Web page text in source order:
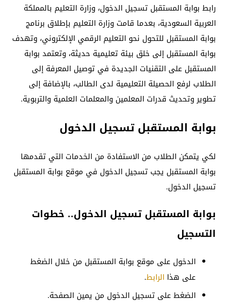
رابط بوابة المستقبل تسجيل الدخول، وزارة التعليم بالمملكة
العربية السعودية، بعدما قامت وزارة التعليم بإطلاق برنامج
بوابة المستقبل للتحول نحو التعليم الرقمي الإلكتروني، وتهدف
بوابة المستقبل إلى خلق بيئة تعليمية حديثة، وتعتمد بوابة
المستقبل على التقنيات الجديدة في توصيل المعرفة إلى
الطلاب لرفع الحصيلة التعليمية لدى الطالب، بالإضافة إلى
تطوير وتحديث قدرات المعلمين والمعلمات العلمية والتربوية.
بوابة المستقبل تسجيل الدخول
لكي يتمكن الطلاب من الاستفادة من الخدمات التي تقدمها
بوابة المستقبل يجب تسجيل الدخول في موقع بوابة المستقبل
تسجيل الدخول.
بوابة المستقبل تسجيل الدخول.. خطوات
التسجيل
الدخول على موقع بوابة المستقبل من خلال الضغط
على هذا الرابط.
الضغط على تسجيل الدخول من يمين الصفحة.